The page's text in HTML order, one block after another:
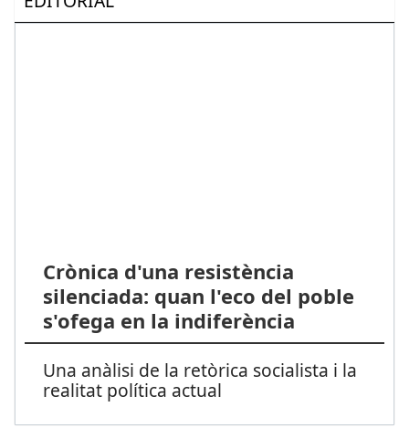
Crònica d'una resistència
silenciada: quan l'eco del poble
s'ofega en la indiferència
Una anàlisi de la retòrica socialista i la
realitat política actual